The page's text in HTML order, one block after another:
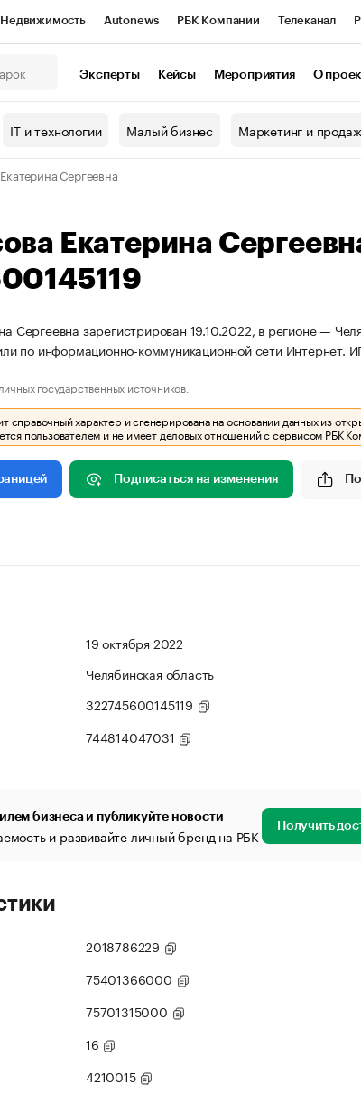
Недвижимость Autonews РБК Компании Телеканал
контрагентов
Эксперты Кейсы Мероприятия О
IT и технологии Малый бизнес Маркетинг и
Сергеевна
Екатерина
Сергеевна зарегистрирован 19.10.2022, в регионе —
по информационно-коммуникационной сети
государственных источников.
справочный характер и сгенерирована на основании данных из
пользователем и не имеет деловых отношений с сервисом РБК
Подписаться на изменения
19 октября 2022
Челябинская область
322745600145119
744814047031
бизнеса и публикуйте новости
и развивайте личный бренд на РБК Получить
2018786229
75401366000
75701315000
16
4210015